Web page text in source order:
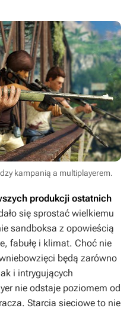
kampanią a multiplayerem.
produkcji ostatnich
się sprostać wielkiemu
sandboksa z opowieścią
fabułę i klimat. Choć nie
będą zarówno
i intrygujących
nie odstaje poziomem od
Starcia sieciowe to nie